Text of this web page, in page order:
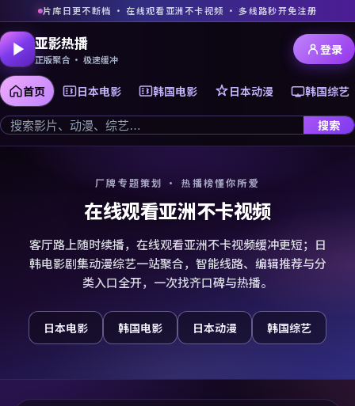
片库日更不断档 · 在线观看亚洲不卡视频 · 多线路秒开免注册
亚影热播
正版聚合 · 极速缓冲
首页 日本电影 韩国电影 日本动漫 韩国综艺
搜索
登录
厂牌专题策划 · 热播榜懂你所爱
在线观看亚洲不卡视频
客厅路上随时续播，在线观看亚洲不卡视频缓冲更短；日
韩电影剧集动漫综艺一站聚合，智能线路、编辑推荐与分
类入口全开，一次找齐口碑与热播。
日本电影 韩国电影 日本动漫 韩国综艺